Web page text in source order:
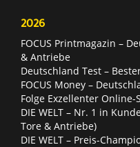
2026
FOCUS Printmagazin –
& Antriebe
Deutschland Test –
FOCUS Money –
Folge Exzellenter Online-
DIE WELT – Nr. 1 in
Tore & Antriebe)
DIE WELT – Preis-